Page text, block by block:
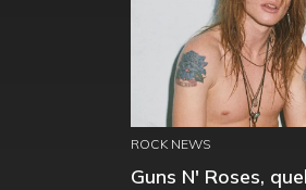
ROCK NEWS
Guns N' Roses,